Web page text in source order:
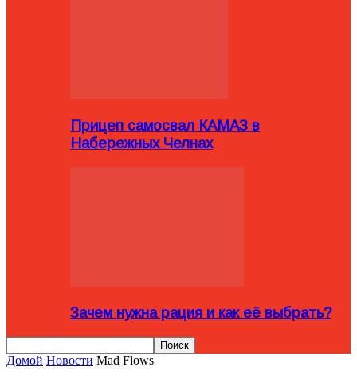
Прицеп самосвал КАМАЗ в
Набережных Челнах
Зачем нужна рация и как её выбрать?
Домой Новости Mad Flows